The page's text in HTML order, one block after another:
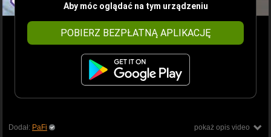
Aby móc oglądać na tym urządzeniu
POBIERZ BEZPŁATNĄ APLIKACJĘ
pokaż opis video
Dodał: PaFi